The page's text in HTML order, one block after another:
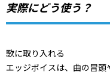
実際にどう使う？
歌に取り入れる
エッジボイスは、曲の冒